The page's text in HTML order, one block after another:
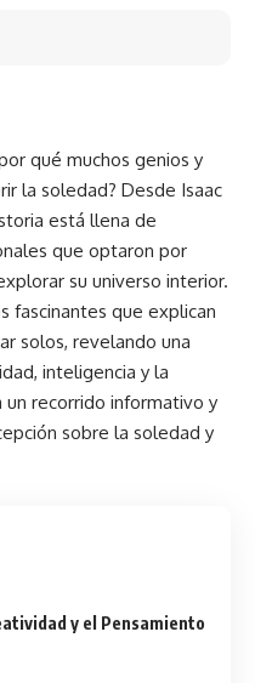
qué muchos genios y
la soledad? Desde Isaac
está llena de
que optaron por
su universo interior.
fascinantes que explican
solos, revelando una
inteligencia y la
recorrido informativo y
sobre la soledad y
y el Pensamiento